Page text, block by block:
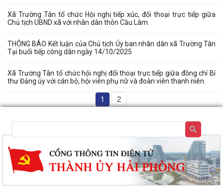
Xã Trường Tân tổ chức Hội nghị tiếp xúc, đối thoại trực tiếp giữa
Chủ tịch UBND xã với nhân dân thôn Cầu Lâm.
THÔNG BÁO Kết luận của Chủ tịch Ủy ban nhân dân xã Trường Tân
Tại buổi tiếp công dân ngày 14/10/2025
Xã Trường Tân tổ chức hội nghị đối thoại trực tiếp giữa đồng chí Bí
thư Đảng ủy với cán bộ, hội viên phụ nữ và đoàn viên thanh niên.
1 2